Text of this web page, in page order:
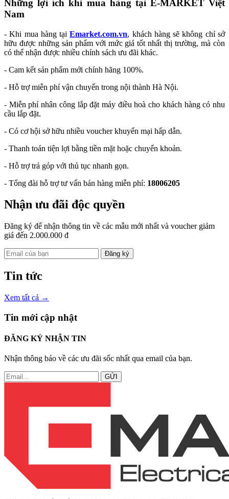
Những lợi ích khi mua hàng tại E-MARKET Việt
Nam
- Khi mua hàng tạiEmarket.com.vn, khách hàng sẽ không chỉ sở
hữu được những sản phẩm với mức giá tốt nhất thị trường, mà còn
có thể nhận được nhiều chính sách ưu đãi khác.
- Cam kết sản phẩm mới chính hãng 100%.
- Hỗ trợ miễn phí vận chuyển trong nội thành Hà Nội.
- Miễn phí nhân công lắp đặt máy điều hoà cho khách hàng có nhu
cầu lắp đặt.
- Có cơ hội sở hữu nhiều voucher khuyến mại hấp dẫn.
- Thanh toán tiện lợi bằng tiền mặt hoặc chuyển khoản.
- Hỗ trợ trả góp với thủ tục nhanh gọn.
- Tổng đài hỗ trợ tư vấn bán hàng miễn phí: 18006205
Nhận ưu đãi độc quyền
Đăng ký để nhận thông tin về các mẫu mới nhất và voucher giảm
giá đến 2.000.000 đ
Đăng ký
Tin tức
Xem tất cả →
Tin mới cập nhật
ĐĂNG KÝ NHẬN TIN
Nhận thông báo về các ưu đãi sốc nhất qua email của bạn.
GỬI